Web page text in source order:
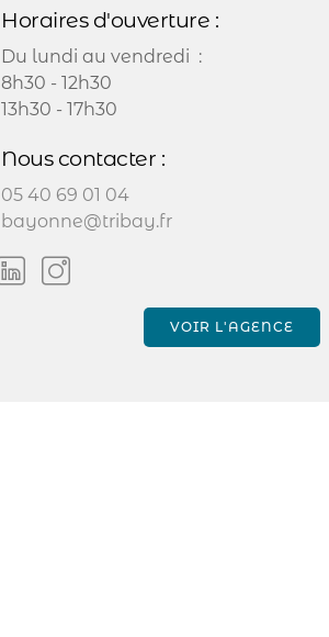
Horaires d'ouverture :
Du lundi au vendredi :
8h30 - 12h30
13h30 - 17h30
Nous contacter :
05 40 69 01 04
bayonne@tribay.fr
VOIR L'AGENCE